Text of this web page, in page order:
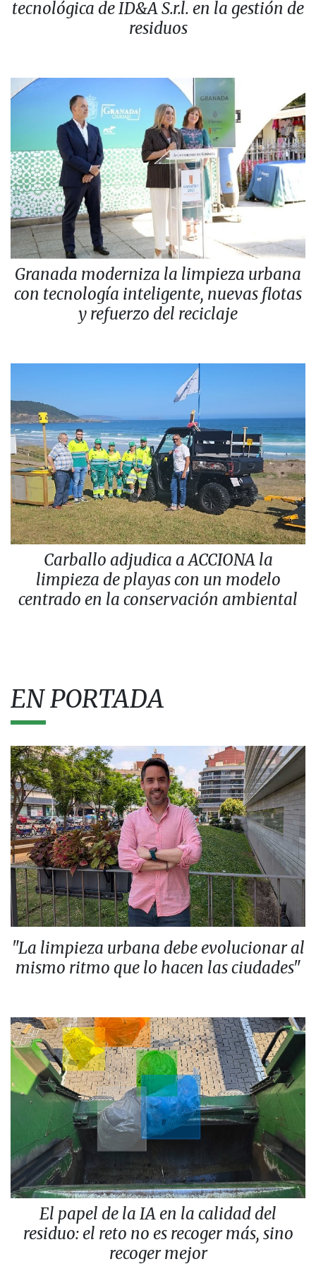
tecnológica de ID&A S.r.l. en la gestión de
residuos
Granada moderniza la limpieza urbana
con tecnología inteligente, nuevas flotas
y refuerzo del reciclaje
Carballo adjudica a ACCIONA la
limpieza de playas con un modelo
centrado en la conservación ambiental
EN PORTADA
"La limpieza urbana debe evolucionar al
mismo ritmo que lo hacen las ciudades"
El papel de la IA en la calidad del
residuo: el reto no es recoger más, sino
recoger mejor